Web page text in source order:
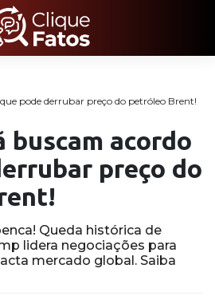
pode derrubar preço do petróleo Brent!
buscam acordo
preço do
Queda histórica de
lidera negociações para
mercado global. Saiba